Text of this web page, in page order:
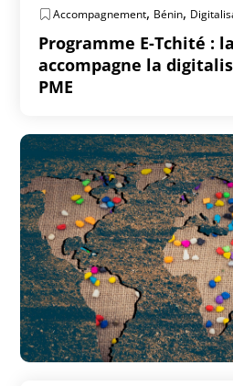
Accompagnement, Bénin,
Programme E-Tchité :
accompagne la
PME